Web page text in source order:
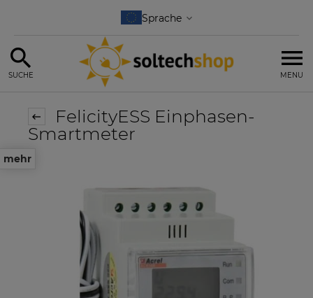
MENU
SUCHE
mehr
FelicityESS Einphasen-
Smartmeter